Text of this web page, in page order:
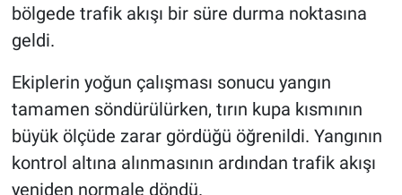
bölgede trafik akışı bir süre durma noktasına
geldi.
Ekiplerin yoğun çalışması sonucu yangın
tamamen söndürülürken, tırın kupa kısmının
büyük ölçüde zarar gördüğü öğrenildi. Yangının
kontrol altına alınmasının ardından trafik akışı
yeniden normale döndü.